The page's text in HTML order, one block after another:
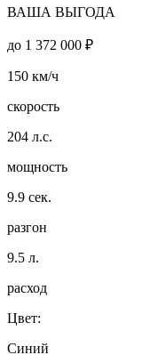
ВАША ВЫГОДА
до 1 372 000 ₽
150 км/ч
скорость
204 л.с.
мощность
9.9 сек.
разгон
9.5 л.
расход
Цвет:
Синий